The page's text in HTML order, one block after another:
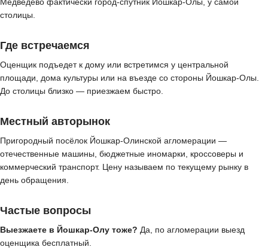
столицы.
Где встречаемся
Оценщик подъедет к дому или встретимся у центральной
площади, дома культуры или на въезде со стороны Йошкар-Олы.
До столицы близко — приезжаем быстро.
Местный авторынок
Пригородный посёлок Йошкар-Олинской агломерации —
отечественные машины, бюджетные иномарки, кроссоверы и
коммерческий транспорт. Цену называем по текущему рынку в
день обращения.
Частые вопросы
Выезжаете в Йошкар-Олу тоже? Да, по агломерации выезд
оценщика бесплатный.